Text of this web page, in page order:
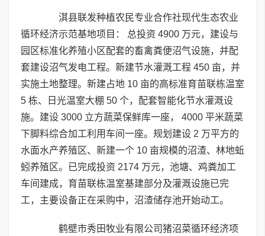
淇县联发种植农民专业合作社现代生态农业
循环经济示范基地项目： 总投资 4900 万元，建设与
园区标准化养殖小区配套的畜禽粪便沼气设施，并配
套建设沼气发电工程。新建节水灌溉工程 450 亩，并
实施土地整理。新建占地 10 亩的高标准育苗联栋温室
5 栋、日光温室大棚 50 个，配套智能化节水灌溉设
施。建设 3000 立方蔬菜保鲜库一座， 4000 平米蔬菜
下脚料综合加工利用车间一座。规划建设 2 万平方的
水面水产养殖区、新建一个 10 亩规模的沼渣、林地蚯
蚓养殖区。已完成投资 2174 万元，池塘、鸡粪加工
车间建成，育苗联栋温室基建部分及灌溉设施已完
工，主要设备正在采购中，沼渣储存池开始动工。
鹤壁市秀田牧业有限公司猪沼菜循环经济项